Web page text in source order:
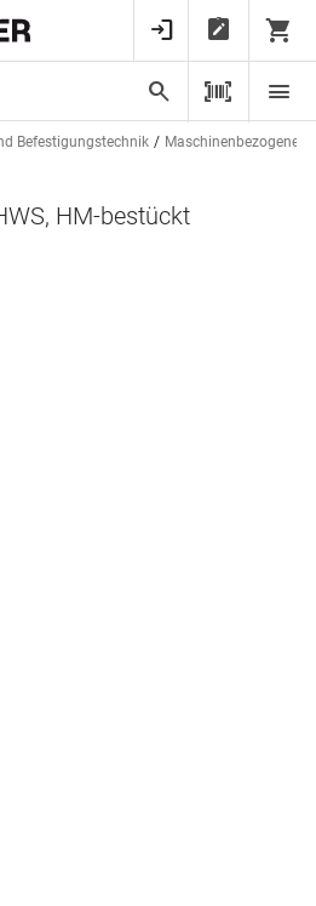
Befestigungstechnik Maschinenbezogenes
HM-bestückt